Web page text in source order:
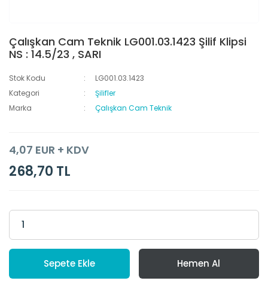
Çalışkan Cam Teknik LG001.03.1423 Şilif Klipsi
NS : 14.5/23 , SARI
Stok Kodu
LG001.03.1423
Kategori
Şilifler
Marka
Çalışkan Cam Teknik
4,07 EUR + KDV
268,70 TL
Sepete Ekle Hemen Al